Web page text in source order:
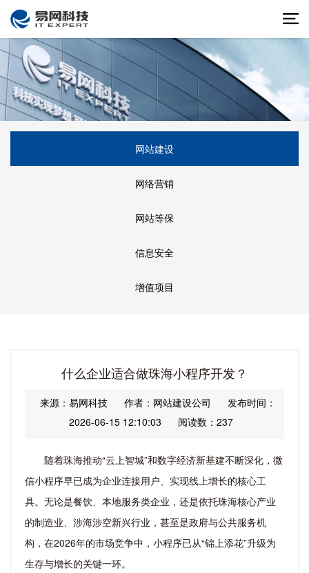
网站建设
网络营销
网站等保
信息安全
增值项目
什么企业适合做珠海小程序开发？
来源：易网科技 作者：网站建设公司
发布时间：
2026-06-15 12:10:03
阅读数：237
随着珠海推动“云上智城”和数字经济新基建不断深化，微
信小程序早已成为企业连接用户、实现线上增长的核心工
具。无论是餐饮、本地服务类企业，还是依托珠海核心产业
的制造业、涉海涉空新兴行业，甚至是政府与公共服务机
构，在2026年的市场竞争中，小程序已从“锦上添花”升级为
生存与增长的关键一环。